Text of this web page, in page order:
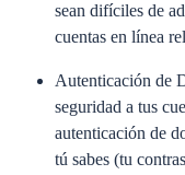
sean difíciles de
cuentas en línea
Autenticación de
seguridad a tus
autenticación de
tú sabes (tu